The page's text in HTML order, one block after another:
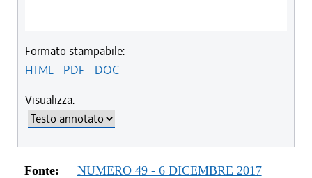
Formato stampabile:
HTML- PDF - DOC
Visualizza:
Fonte:
NUMERO 49 - 6 DICEMBRE 2017